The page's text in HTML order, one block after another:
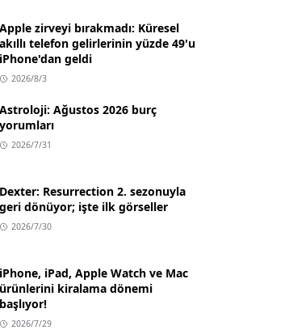
Apple zirveyi bırakmadı: Küresel
akıllı telefon gelirlerinin yüzde 49'u
iPhone'dan geldi
2026/8/3
Astroloji: Ağustos 2026 burç
yorumları
2026/7/31
Dexter: Resurrection 2. sezonuyla
geri dönüyor; işte ilk görseller
2026/7/30
iPhone, iPad, Apple Watch ve Mac
ürünlerini kiralama dönemi
başlıyor!
2026/7/29